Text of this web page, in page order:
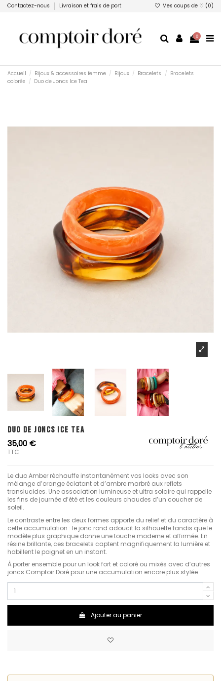
Contactez-nous Livraison et frais de port Mes coups de ♡ (0)
0
Accueil Bijoux & accessoires femme Bijoux Bracelets
Bracelets
colorés
Duo de Joncs Ice Tea
DUO DE JONCS ICE TEA
35,00 €
TTC
Le duo Amber réchauffe instantanément vos looks avec son
mélange d’orange éclatant et d’ambre marbré aux reflets
translucides. Une association lumineuse et ultra solaire qui rappelle
les fins de journée d’été et les couleurs chaudes d’un coucher de
soleil.
Le contraste entre les deux formes apporte du relief et du caractère à
cette accumulation : le jonc rond adoucit la silhouette tandis que le
modèle plus graphique donne une touche moderne et affirmée. En
résine brillante, ces bracelets captent magnifiquement la lumière et
habillent le poignet en un instant.
À porter ensemble pour un look fort et coloré ou mixés avec d’autres
joncs Comptoir Doré pour une accumulation encore plus stylée.
Ajouter au panier